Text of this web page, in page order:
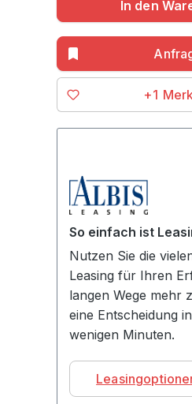
In den
+1
So einfach ist
Nutzen Sie die
Leasing für Ihren
langen Wege mehr
eine Entscheidung
wenigen Minuten.